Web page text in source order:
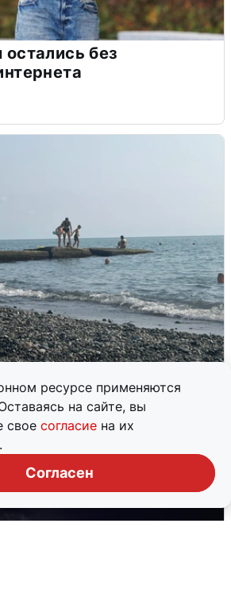
ресурсе применяются
на сайте, вы
свое согласие на их
Согласен
без